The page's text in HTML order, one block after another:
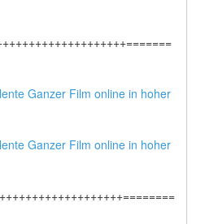
Ganzer Film online in hoher
Ganzer Film online in hoher